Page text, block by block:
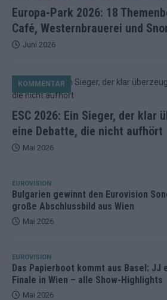
Europa-Park 2026: 18
Café, Westernbrauerei und
Juni 2026
ESC 2026: Ein Sieger, der klar
eine Debatte, die nicht aufhört
KOMMENTAR
Mai 2026
EUROVISION
Bulgarien gewinnt den Eurovision
große Abschlussbild aus Wien
Mai 2026
EUROVISION
Das Papierboot kommt aus Basel: JJ
Finale in Wien – alle Show-Highlights
Mai 2026